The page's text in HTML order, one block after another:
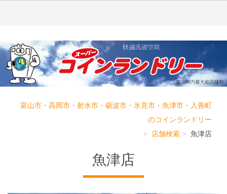
富山市・高岡市・射水市・砺波市・氷見市・魚津市・入善町
のコインランドリー
店舗検索
魚津店
魚津店